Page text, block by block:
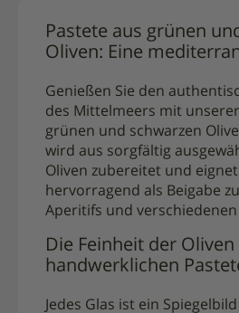
Pastete aus grünen
Oliven: Eine
Genießen Sie den
des Mittelmeers mit
grünen und schwarzen
wird aus sorgfältig
Oliven zubereitet und
hervorragend als Beigabe zu
Aperitifs und verschiedenen
Die Feinheit der
handwerklichen
Jedes Glas ist ein